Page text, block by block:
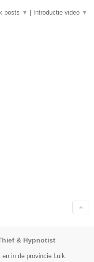
posts ▼ Introductie video ▼
& Hypnotist
in de provincie Luik.